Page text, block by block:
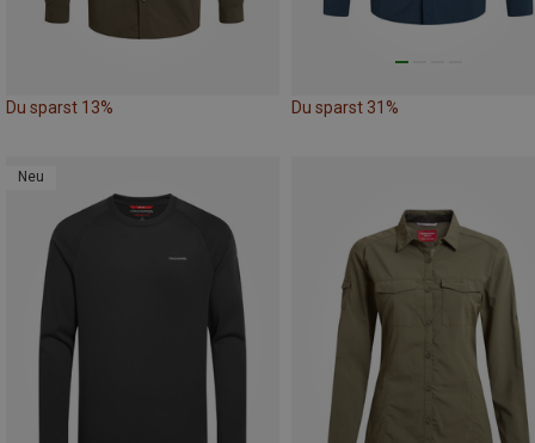
Du sparst 13% Du sparst 31%
Neu